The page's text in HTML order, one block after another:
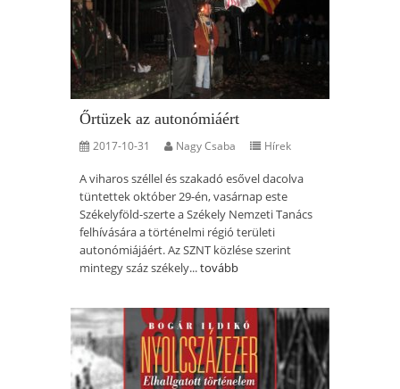
Őrtüzek az autonómiáért
2017-10-31 Nagy Csaba Hírek
A viharos széllel és szakadó esővel dacolva
tüntettek október 29-én, vasárnap este
Székelyföld-szerte a Székely Nemzeti Tanács
felhívására a történelmi régió területi
autonómiájáért. Az SZNT közlése szerint
mintegy száz székely...tovább